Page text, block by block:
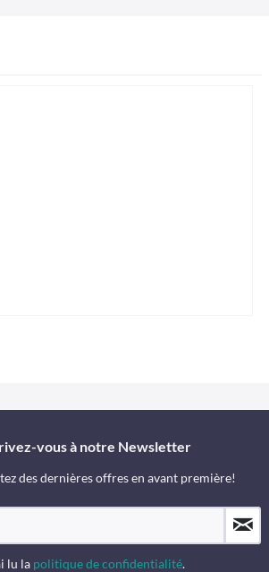
vous à notre Newsletter
des dernières offres en avant première!
lu la politique de confidentialité.